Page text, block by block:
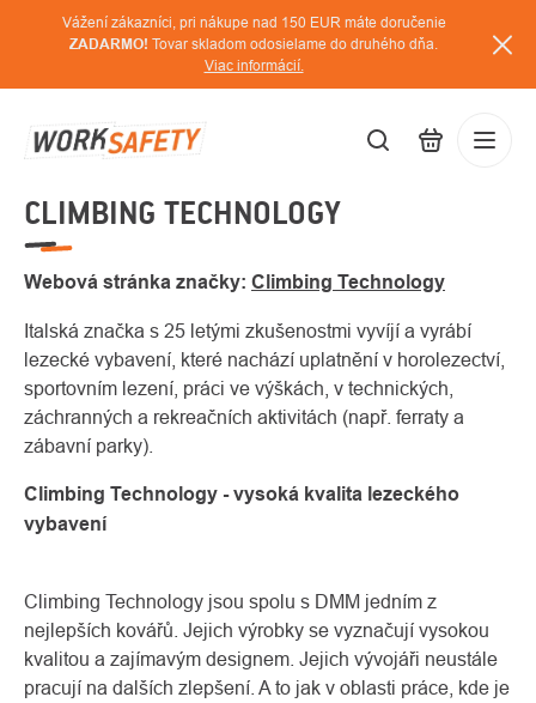
Vážení zákazníci, pri nákupe nad 150 EUR máte doručenie
ZADARMO! Tovar skladom odosielame do druhého dňa.
Viac informácií.
CLIMBING TECHNOLOGY
Webová stránka značky: Climbing Technology
Italská značka s 25 letými zkušenostmi vyvíjí a vyrábí
lezecké vybavení, které nachází uplatnění v horolezectví,
sportovním lezení, práci ve výškách, v technických,
záchranných a rekreačních aktivitách (např. ferraty a
zábavní parky).
Climbing Technology - vysoká kvalita lezeckého
vybavení
Climbing Technology jsou spolu s DMM jedním z
nejlepších kovářů. Jejich výrobky se vyznačují vysokou
kvalitou a zajímavým designem. Jejich vývojáři neustále
pracují na dalších zlepšení. A to jak v oblasti práce, kde je